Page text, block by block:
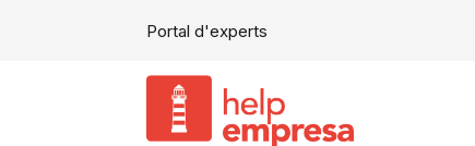
Portal d'experts